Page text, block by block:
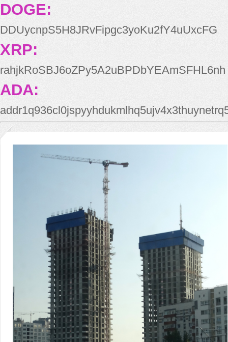
DOGE:
DDUycnpS5H8JRvFipgc3yoKu2fY4uUxcFG
XRP:
rahjkRoSBJ6oZPy5A2uBPDbYEAmSFHL6nh
ADA: